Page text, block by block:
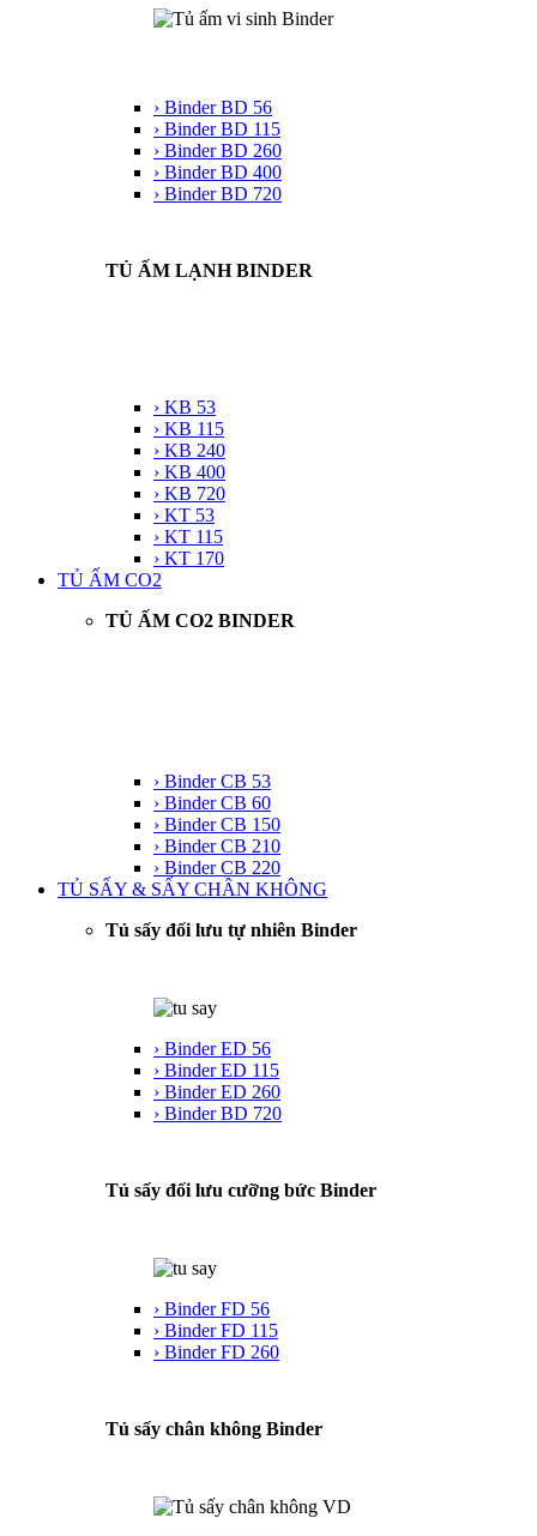
› Binder BD 56
› Binder BD 115
› Binder BD 260
› Binder BD 400
› Binder BD 720
TỦ ẤM LẠNH BINDER
› KB 53
› KB 115
› KB 240
› KB 400
› KB 720
› KT 53
› KT 115
› KT 170
TỦ ẤM CO2
TỦ ẤM CO2 BINDER
› Binder CB 53
› Binder CB 60
› Binder CB 150
› Binder CB 210
› Binder CB 220
TỦ SẤY & SẤY CHÂN KHÔNG
Tủ sấy đối lưu tự nhiên Binder
› Binder ED 56
› Binder ED 115
› Binder ED 260
› Binder BD 720
Tủ sấy đối lưu cưỡng bức Binder
› Binder FD 56
› Binder FD 115
› Binder FD 260
Tủ sấy chân không Binder